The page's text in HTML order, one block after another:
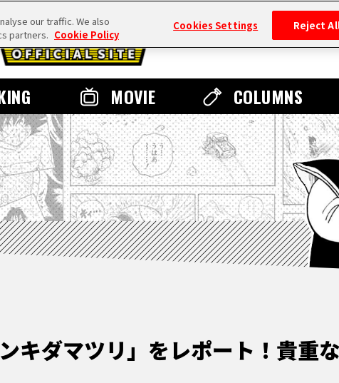
MOVIE COLUMNS
キダマツリ」をレポート！貴重
our traffic. We also
partners. Cookie Policy
Cookies Settings Reject